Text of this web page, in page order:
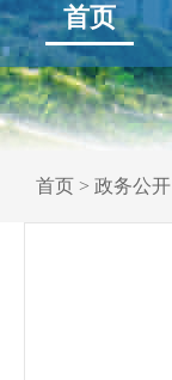
首页
首页 > 政务公开